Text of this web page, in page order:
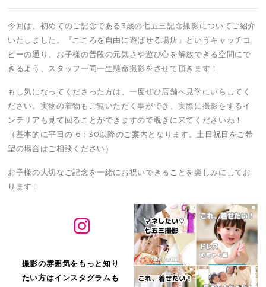
今回は、初めてのご記念である3歳の七五三記念撮影についてご紹介
いたしました。『こころを自由に遊ばせる場所』というキャッチコ
ピーの通り、お子様の普段の元気さや遊び心を解放できる空間にで
きるよう、スタッフ一同一生懸命撮影をさせて頂きます！
もし気になってくださった方は、一度ぜひ店舗へ見学にいらしてく
ださい。実物の着物もご覧いただく事ができ、実際に撮影をするイ
ンテリアも見て回ることができますので覗きに来てくださいね！
（基本的に平日の16：30以降のご案内となります。土日祝日をご希
望の場合はご相談ください）
お子様の大切なご記念を一緒にお祝いできることを楽しみにしてお
ります！
撮影の雰囲気をもっと知り
たい方はインスタグラムも